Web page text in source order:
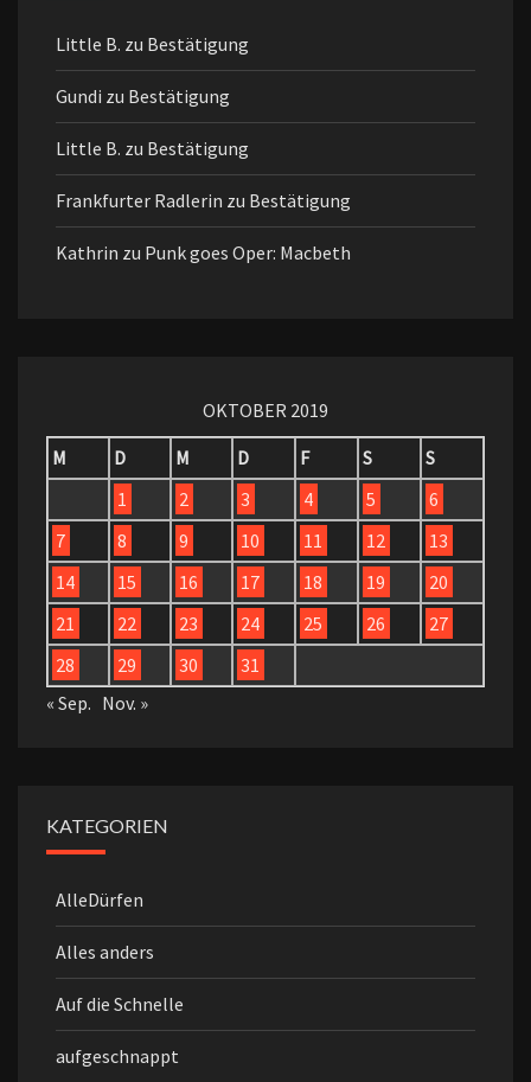
Little B. zu Bestätigung
Gundi zu Bestätigung
Little B. zu Bestätigung
Frankfurter Radlerin zu Bestätigung
Kathrin zu Punk goes Oper: Macbeth
OKTOBER 2019
M
D M D F S
S
1
2 3 4 5
6
7
8 9 10 11 12
13
14
15 16 17 18 19
20
21
22 23 24 25 26
27
28
29 30
31
« Sep. Nov. »
KATEGORIEN
AlleDürfen
Alles anders
Auf die Schnelle
aufgeschnappt